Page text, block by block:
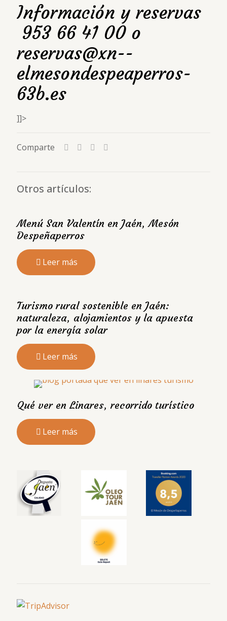
Información y reservas
953 66 41 00 o
reservas@xn--
elmesondespeaperros-
63b.es
]]>
Comparte
Otros artículos:
Menú San Valentín en Jaén, Mesón
Despeñaperros
Leer más
Turismo rural sostenible en Jaén:
naturaleza, alojamientos y la apuesta
por la energía solar
Leer más
Qué ver en Linares, recorrido turístico
Leer más